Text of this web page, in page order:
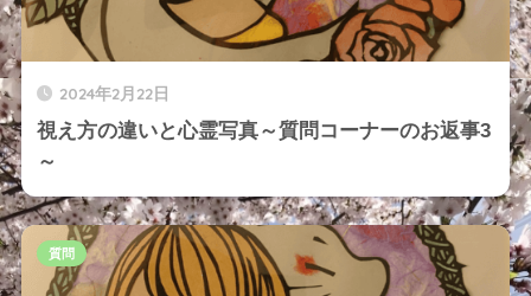
2024年2月22日
視え方の違いと心霊写真～質問コーナーのお返事3
～
質問